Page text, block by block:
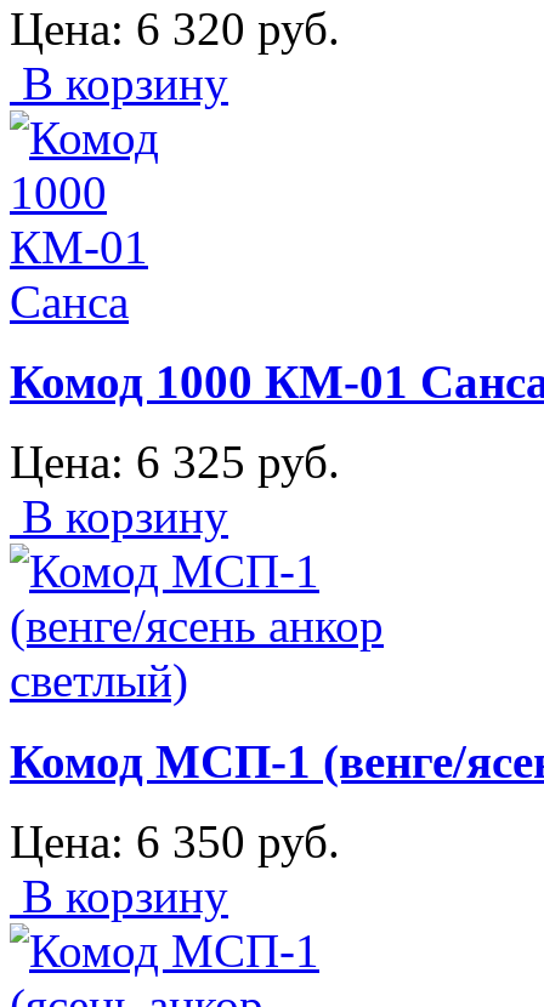
Цена: 6 320 руб.
В корзину
Комод 1000 КМ-01
Цена: 6 325 руб.
В корзину
Комод МСП-1 (венге/
Цена: 6 350 руб.
В корзину